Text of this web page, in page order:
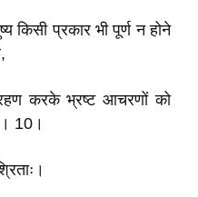
प्रकार भी पूर्ण न होने
करके भ्रष्ट आचरणों को
10।